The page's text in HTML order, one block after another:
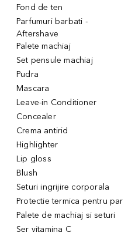
Fond de ten
Parfumuri barbati -
Aftershave
Palete machiaj
Set pensule machiaj
Pudra
Mascara
Leave-in Conditioner
Concealer
Crema antirid
Highlighter
Lip gloss
Blush
Seturi ingrijire corporala
Protectie termica pentru par
Palete de machiaj si seturi
Ser vitamina C